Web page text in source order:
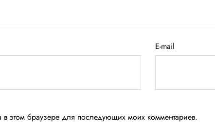
E-mail
этом браузере для последующих моих комментариев.